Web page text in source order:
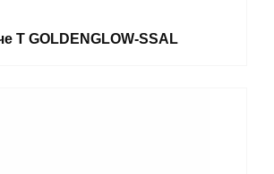
T GOLDENGLOW-SSAL